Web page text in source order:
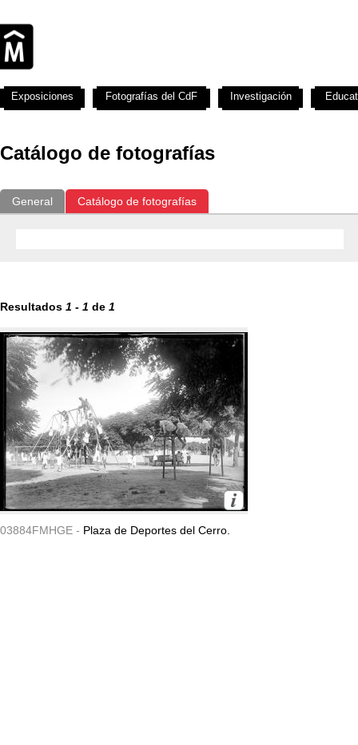
Catálogo de fotografías
General Catálogo de fotografías
Resultados 1 - 1 de 1
03884FMHGE - Plaza de Deportes del Cerro.
Exposiciones Fotografías del CdF Investigación